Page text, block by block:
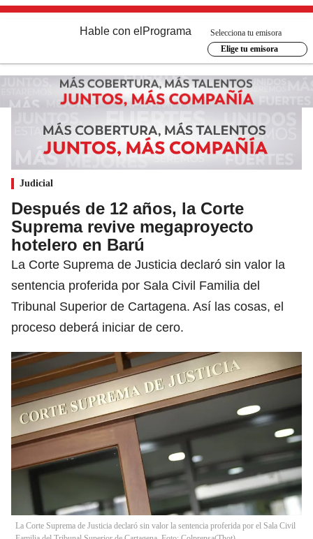
Hable con el Programa
Selecciona tu emisora
Elige tu emisora
Judicial
Después de 12 años, la Corte
Suprema revive megaproyecto
hotelero en Barú
La Corte Suprema de Justicia declaró sin valor la
sentencia proferida por Sala Civil Familia del
Tribunal Superior de Cartagena. Así las cosas, el
proceso deberá iniciar de cero.
La Corte Suprema de Justicia declaró sin valor la sentencia proferida por el Sala Civil